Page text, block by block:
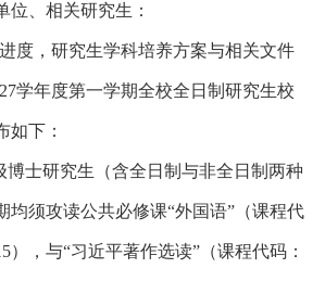
位、 相关研究生：
度，研究生学科培养方案与相关文件
学年度第一学期全校全日制研究生校
如下：
博士研究生（含全日制与非全日制两种
均须攻读公共必修课“外国语” （课程代
） ， 与“习近平著作选读”（课程代码：